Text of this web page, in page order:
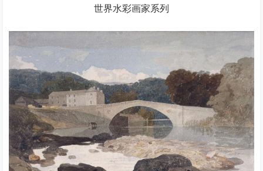
世界水彩画家系列